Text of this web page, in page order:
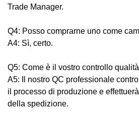
Trade Manager.
Q4: Posso comprarne uno come
A4: Sì, certo.
Q5: Come è il vostro controllo
A5: Il nostro QC professionale
il processo di produzione e
della spedizione.